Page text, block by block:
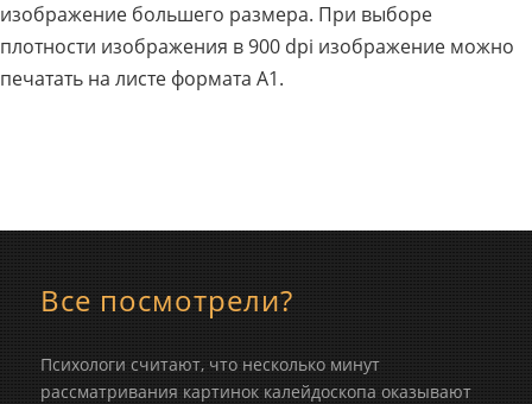
изображение большего размера. При выборе
плотности изображения в 900 dpi изображение можно
печатать на листе формата А1.
Все посмотрели?
Психологи считают, что несколько минут
рассматривания картинок калейдоскопа оказывают